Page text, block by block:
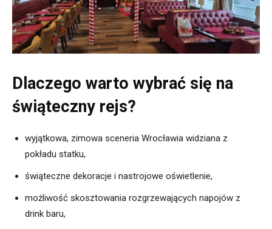
Dlaczego warto wybrać się na
świąteczny rejs?
wyjątkowa, zimowa sceneria Wrocławia widziana z
pokładu statku,
świąteczne dekoracje i nastrojowe oświetlenie,
możliwość skosztowania rozgrzewających napojów z
drink baru,